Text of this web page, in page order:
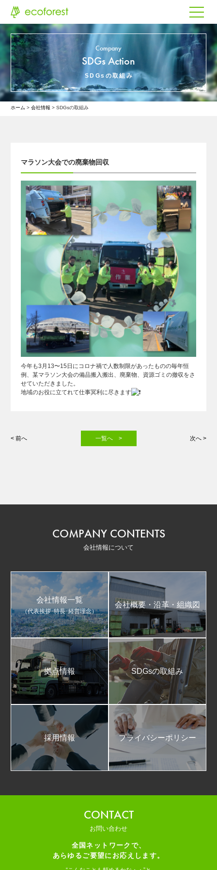
Company
SDGs Action
SDGsの取組み
ホーム 会社情報 SDGsの取組み
マラソン大会での廃棄物回収
今年も3月13〜15日にコロナ禍で人数制限があったものの毎年恒
例、某マラソン大会の備品搬入搬出、廃棄物、資源ゴミの撤収をさ
せていただきました。
地域のお役に立てれて仕事冥利に尽きます
< 前へ 一覧へ > 次へ >
COMPANY CONTENTS
会社情報について
会社情報一覧
（代表挨拶･特長･経営理念）
会社概要・沿革・組織図
拠点情報 SDGsの取組み
採用情報 プライバシーポリシー
CONTACT
お問い合わせ
全国ネットワークで、
あらゆるご要望にお応えします。